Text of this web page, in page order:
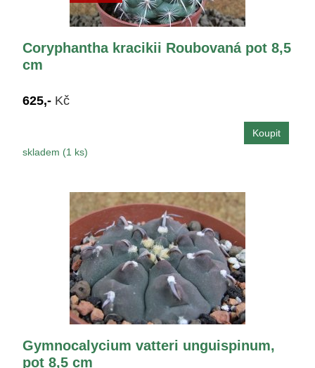
Coryphantha kracikii Roubovaná pot 8,5
cm
625,- Kč
skladem (1 ks)
Gymnocalycium vatteri unguispinum,
pot 8,5 cm